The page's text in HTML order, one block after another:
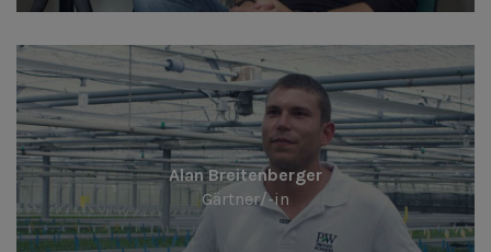
Alan Breitenberger
Gärtner/-in